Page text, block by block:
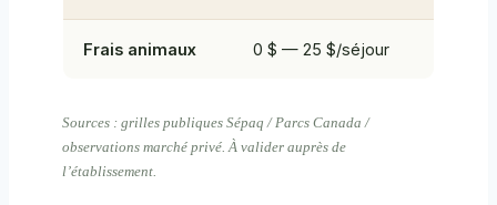
Frais animaux 0 $ — 25 $/séjour
Sources : grilles publiques Sépaq / Parcs Canada /
observations marché privé. À valider auprès de
l’établissement.